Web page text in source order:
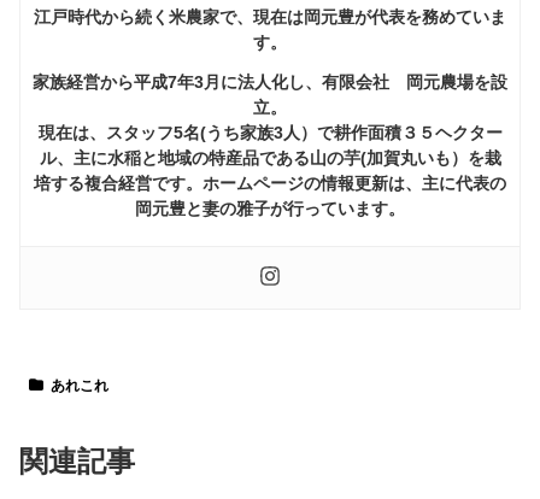
江戸時代から続く米農家で、現在は岡元豊が代表を務めていま
す。
家族経営から平成7年3月に法人化し、有限会社 岡元農場を設
立。
現在は、スタッフ5名(うち家族3人）で耕作面積３５ヘクター
ル、主に水稲と地域の特産品である山の芋(加賀丸いも）を栽
培する複合経営です。ホームページの情報更新は、主に代表の
岡元豊と妻の雅子が行っています。
あれこれ
関連記事